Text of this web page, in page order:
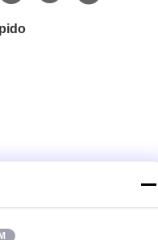
Avenue, città di
di Foshan, provincia di